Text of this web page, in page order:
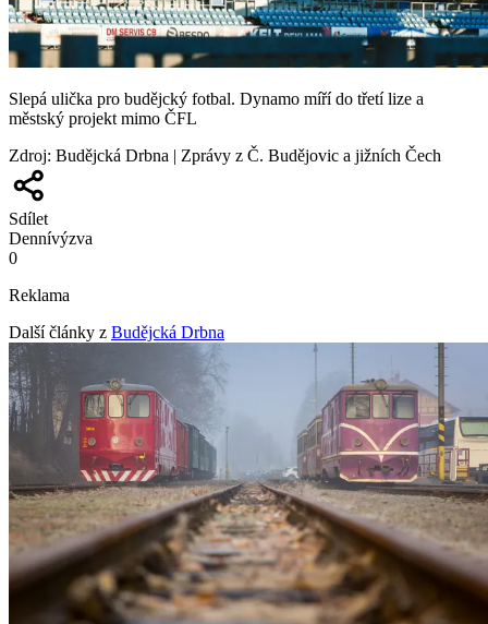
Slepá ulička pro budějcký fotbal. Dynamo míří do třetí lize a
městský projekt mimo ČFL
Zdroj: Budějcká Drbna | Zprávy z Č. Budějovic a jižních Čech
Sdílet
Dennívýzva
0
Reklama
Další články z Budějcká Drbna